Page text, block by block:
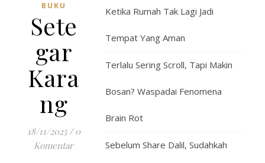
BUKU
Sete
gar
Kara
ng
18/11/2025 / 0
Komentar
Ketika Rumah Tak Lagi Jadi
Tempat Yang Aman
Terlalu Sering Scroll, Tapi Makin
Bosan? Waspadai Fenomena
Brain Rot
Sebelum Share Dalil, Sudahkah